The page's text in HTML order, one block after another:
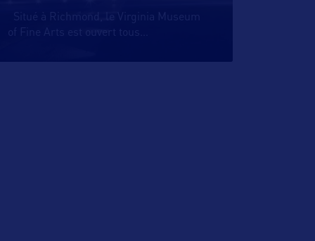
Situé à Richmond, le Virginia Museum
of Fine Arts est ouvert tous